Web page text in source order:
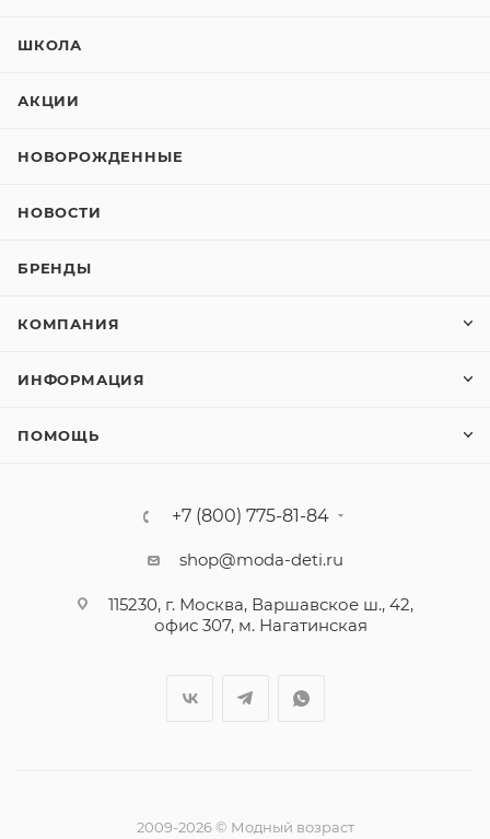
ШКОЛА
АКЦИИ
НОВОРОЖДЕННЫЕ
НОВОСТИ
БРЕНДЫ
КОМПАНИЯ
ИНФОРМАЦИЯ
ПОМОЩЬ
+7 (800) 775-81-84
shop@moda-deti.ru
115230, г. Москва, Варшавское ш., 42,
офис 307, м. Нагатинская
2009-2026 © Модный возраст